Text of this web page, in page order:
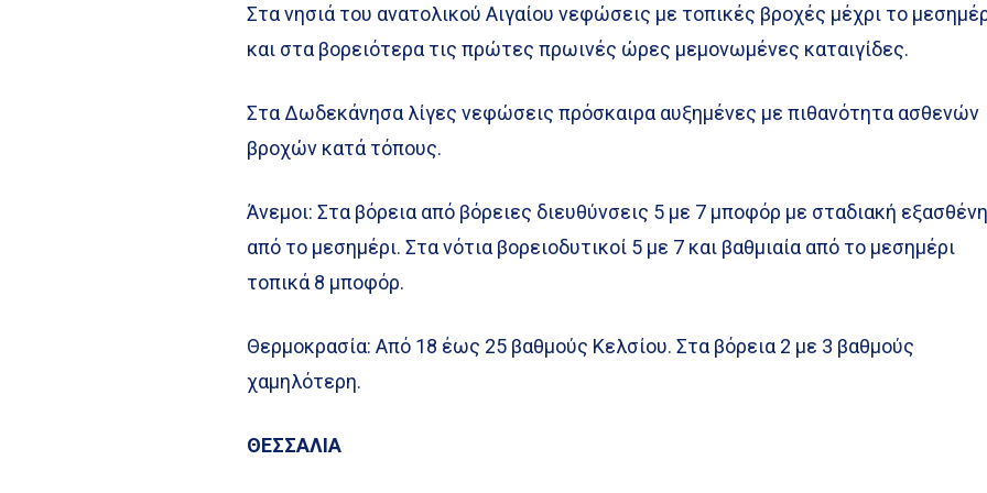
Στα νησιά του ανατολικού Αιγαίου νεφώσεις με τοπικές βροχές μέχρι το
και στα βορειότερα τις πρώτες πρωινές ώρες μεμονωμένες καταιγίδες.
Στα Δωδεκάνησα λίγες νεφώσεις πρόσκαιρα αυξημένες με πιθανότητα ασθενών
βροχών κατά τόπους.
Άνεμοι: Στα βόρεια από βόρειες διευθύνσεις 5 με 7 μποφόρ με σταδιακή
από το μεσημέρι. Στα νότια βορειοδυτικοί 5 με 7 και βαθμιαία από το μεσημέρι
τοπικά 8 μποφόρ.
Θερμοκρασία: Από 18 έως 25 βαθμούς Κελσίου. Στα βόρεια 2 με 3 βαθμούς
χαμηλότερη.
ΘΕΣΣΑΛΙΑ